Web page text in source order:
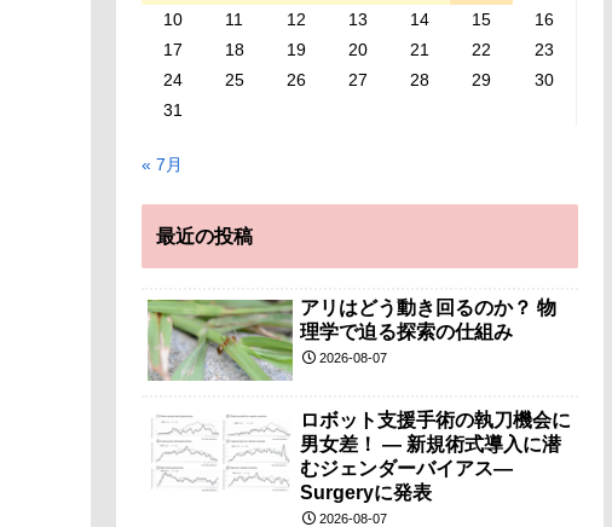
10
11 12 13 14 15
16
17
18 19 20 21 22
23
24
25 26 27 28 29
30
31
« 7月
最近の投稿
アリはどう動き回るのか？ 物
理学で迫る探索の仕組み
2026-08-07
ロボット支援手術の執刀機会に
男女差！ — 新規術式導入に潜
むジェンダーバイアス—
Surgeryに発表
2026-08-07